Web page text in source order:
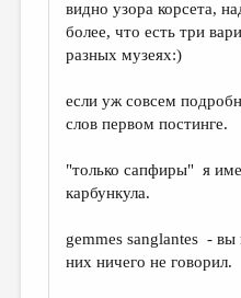
видно узора корсета,
более, что есть три
разных музеях:)
если уж совсем
слов первом постинге.
"только сапфиры" я
карбункула.
gemmes sanglantes - вы
них ничего не говорил.